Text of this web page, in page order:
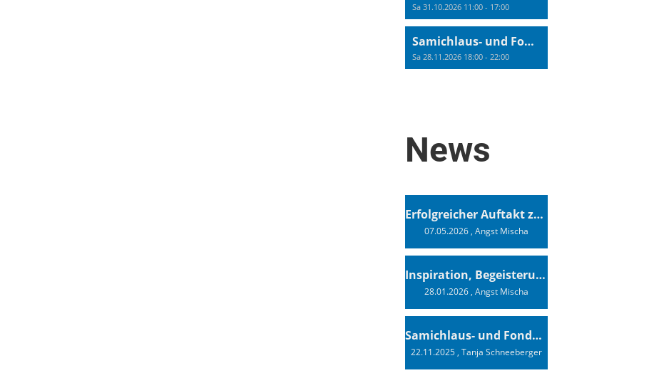
Sa 31.10.2026 11:00 - 17:00
Samichlaus- und Fonduabend
Sa 28.11.2026 18:00 - 22:00
News
Erfolgreicher Auftakt zur Swiss Sailing Challenge League 2026
07.05.2026, Angst Mischa
Inspiration, Begeisterung - Ein Vortrag von Vendée-Globe-Finisher Oliver Heer
28.01.2026, Angst Mischa
Samichlaus- und Fonduabend
22.11.2025, Tanja Schneeberger